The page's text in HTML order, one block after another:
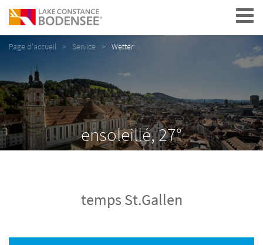
Navigation
Page d'accueil Service Wetter
ensoleillé, 27°
temps St.Gallen